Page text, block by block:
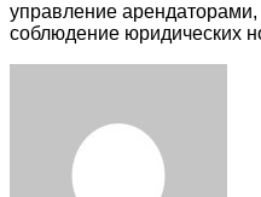
управление
соблюдение юридических